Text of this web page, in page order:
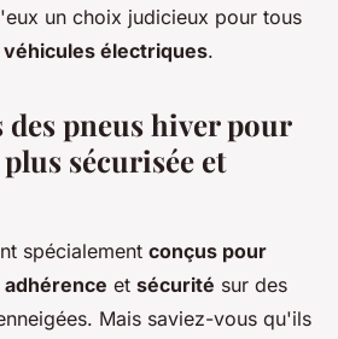
un choix judicieux pour tous
véhicules électriques.
des pneus hiver pour
sécurisée et
spécialement conçus pour
et sécurité sur des
Mais saviez-vous qu'ils